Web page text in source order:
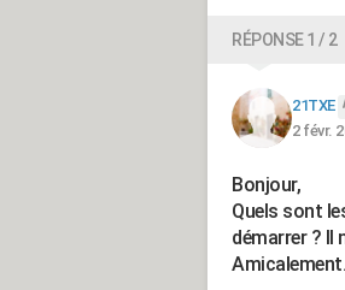
RÉPONSE 1 / 2
21TXE
2 févr.
Bonjour,
Quels sont
démarrer ? Il
Amicalement.